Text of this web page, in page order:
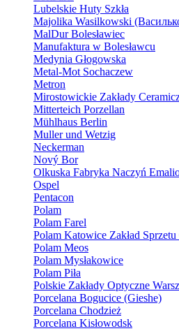
Lubelskie Huty Szkła
Majolika Wasilkowski
MalDur Bolesławiec
Manufaktura w Bolesławcu
Medynia Głogowska
Metal-Mot Sochaczew
Metron
Mirostowickie Zakłady
Mitterteich Porzellan
Mühlhaus Berlin
Muller und Wetzig
Neckerman
Nový Bor
Olkuska Fabryka Naczyń
Ospel
Pentacon
Polam
Polam Farel
Polam Katowice Zakład
Polam Meos
Polam Mysłakowice
Polam Piła
Polskie Zakłady Optyczne
Porcelana Bogucice (Gieshe)
Porcelana Chodzież
Porcelana Kisłowodsk